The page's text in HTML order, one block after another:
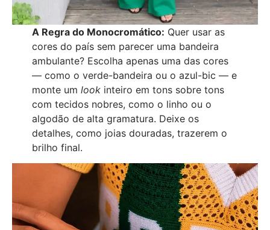
A Regra do Monocromático: Quer usar as
cores do país sem parecer uma bandeira
ambulante? Escolha apenas uma das cores
— como o verde-bandeira ou o azul-bic — e
monte um lookinteiro em tons sobre tons
com tecidos nobres, como o linho ou o
algodão de alta gramatura. Deixe os
detalhes, como joias douradas, trazerem o
brilho final.